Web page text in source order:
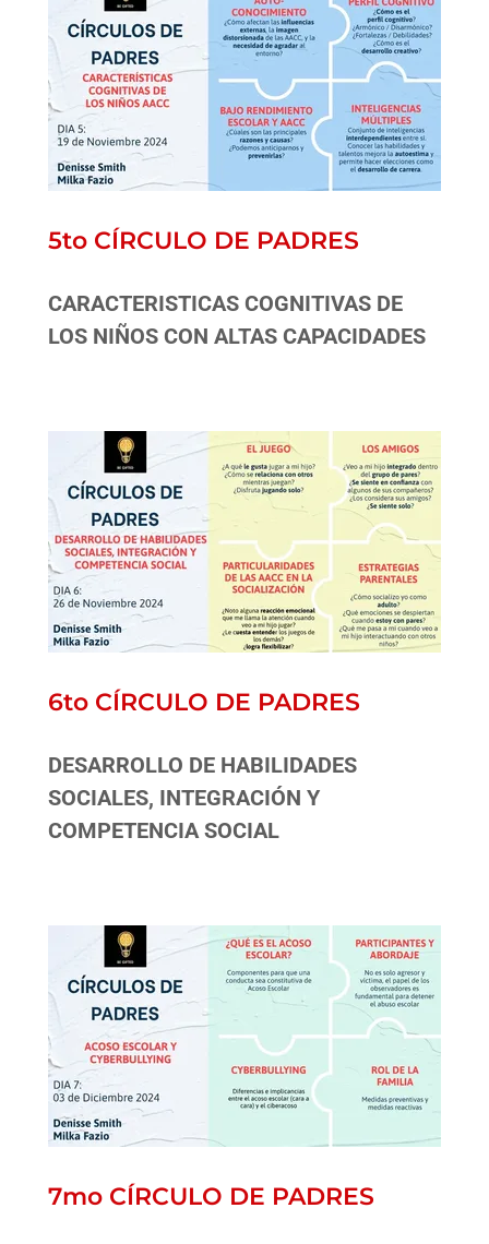
5to CÍRCULO DE PADRES
CARACTERISTICAS COGNITIVAS DE
LOS NIÑOS CON ALTAS CAPACIDADES
6to CÍRCULO DE PADRES
DESARROLLO DE HABILIDADES
SOCIALES, INTEGRACIÓN Y
COMPETENCIA SOCIAL
7mo CÍRCULO DE PADRES